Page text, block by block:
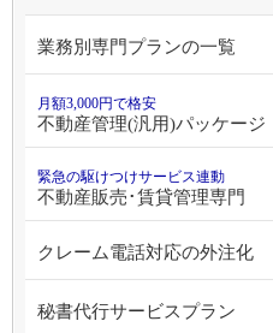
業務別専門プランの一覧
月額3,000円で格安
不動産管理(汎用)パッケージ
緊急の駆けつけサービス連動
不動産販売･賃貸管理専門
クレーム電話対応の外注化
秘書代行サービスプラン